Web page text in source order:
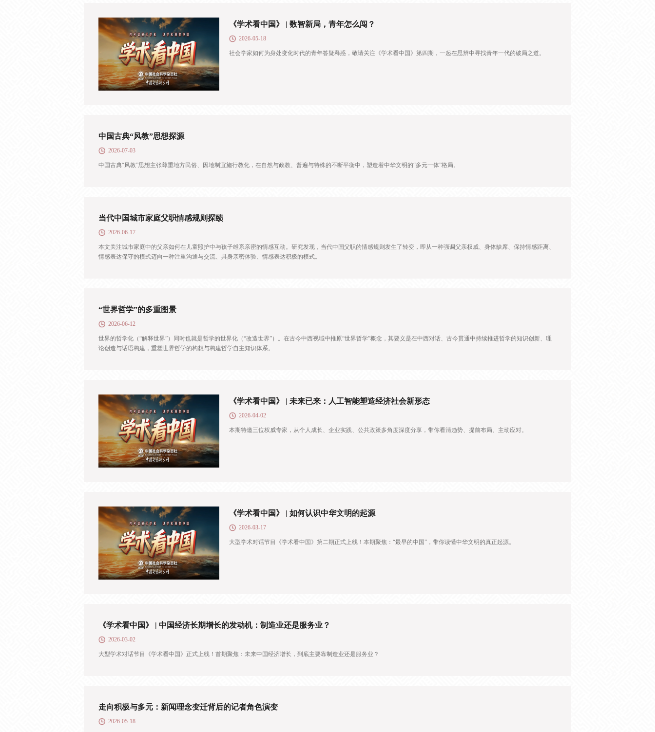
《学术看中国》 | 数智新局，青年怎么闯？
2026-05-18
社会学家如何为身处变化时代的青年答疑释惑，敬请关注《学术看中国》第四期，一起在思辨中寻找青年一代的破局之道。
中国古典“风教”思想探源
2026-07-03
中国古典“风教”思想主张尊重地方民俗、因地制宜施行教化，在自然与政教、普遍与特殊的不断平衡中，塑造着中华文明的“多元一体”格局。
当代中国城市家庭父职情感规则探赜
2026-06-17
本文关注城市家庭中的父亲如何在儿童照护中与孩子维系亲密的情感互动。研究发现，当代中国父职的情感规则发生了转变，即从一种强调父亲权威、身体缺席、保持情感距离、
情感表达保守的模式迈向一种注重沟通与交流、具身亲密体验、情感表达积极的模式。
“世界哲学”的多重图景
2026-06-12
世界的哲学化（“解释世界”）同时也就是哲学的世界化（“改造世界”）。在古今中西视域中推原“世界哲学”概念，其要义是在中西对话、古今贯通中持续推进哲学的知识创新、理
论创造与话语构建，重塑世界哲学的构想与构建哲学自主知识体系。
《学术看中国》 | 未来已来：人工智能塑造经济社会新形态
2026-04-02
本期特邀三位权威专家，从个人成长、企业实践、公共政策多角度深度分享，带你看清趋势、提前布局、主动应对。
《学术看中国》 | 如何认识中华文明的起源
2026-03-17
大型学术对话节目《学术看中国》第二期正式上线！本期聚焦：“最早的中国”，带你读懂中华文明的真正起源。
《学术看中国》 | 中国经济长期增长的发动机：制造业还是服务业？
2026-03-02
大型学术对话节目《学术看中国》正式上线！首期聚焦：未来中国经济增长，到底主要靠制造业还是服务业？
走向积极与多元：新闻理念变迁背后的记者角色演变
2026-05-18